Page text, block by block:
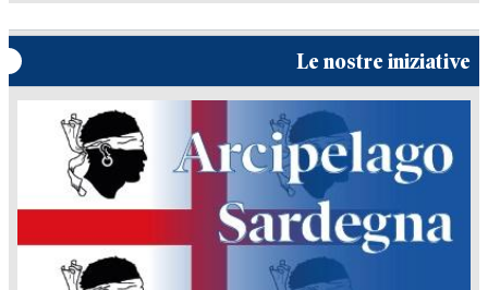
Le nostre iniziative